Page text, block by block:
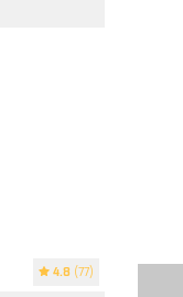
4.8 (77)